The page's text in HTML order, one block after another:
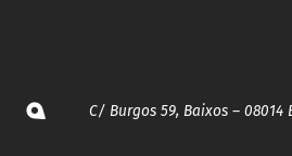
C/ Burgos 59, Baixos – 08014